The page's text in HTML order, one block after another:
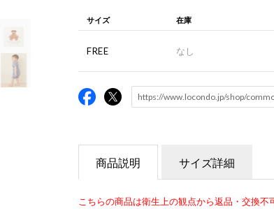
サイズ 在庫
FREE なし
商品説明 サイズ詳細
こちらの商品は衛生上の観点から返品・交換不